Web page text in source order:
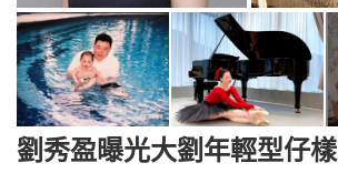
劉秀盈曝光大劉年輕型仔樣